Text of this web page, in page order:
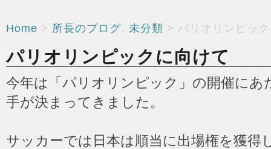
Home > 所長のブログ, 未分類 > パリオリンピッ
パリオリンピックに向けて
今年は「パリオリンピック」の開催にあ
手が決まってきました。
サッカーでは日本は順当に出場権を獲得